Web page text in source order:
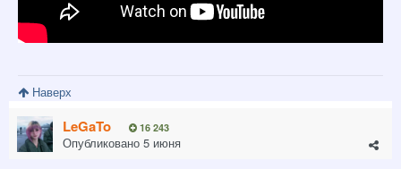
Наверх
LeGaTo 16 243
Опубликовано 5 июня